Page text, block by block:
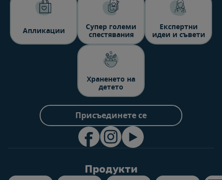
Aпликации
Супер големи
спестявания
Експертни
идеи и съвети
Храненето на
детето
Присъединете се
Продукти